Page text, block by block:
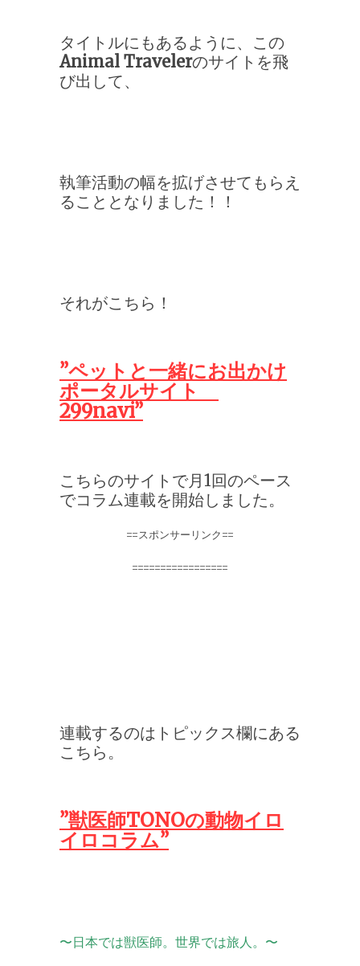
タイトルにもあるように、この
Animal Travelerのサイトを飛
び出して、
執筆活動の幅を拡げさせてもらえ
ることとなりました！！
それがこちら！
”ペットと一緒にお出かけ
ポータルサイト
299navi”
こちらのサイトで月1回のペース
でコラム連載を開始しました。
==スポンサーリンク==
=================
連載するのはトピックス欄にある
こちら。
”獣医師TONOの動物イロ
イロコラム”
〜日本では獣医師。世界では旅人。〜